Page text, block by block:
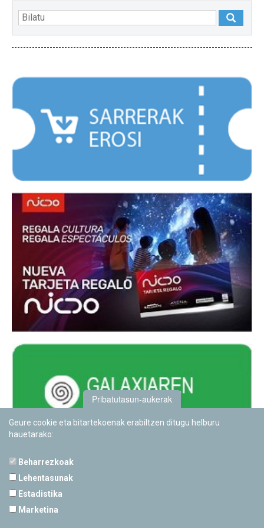
Pribatutasun-aukerak
Geure cookie eta bitartekoenak erabiltzen ditugu helburu
hauetarako:
Beharrezkoak
Lehentasunak
Estadistika
Marketina